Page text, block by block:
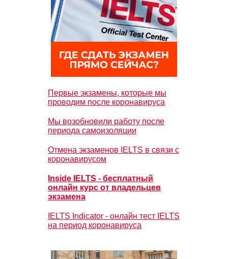
Первые экзамены, которые мы
проводим после коронавируса
Мы возобновили работу после
периода самоизоляции
Отмена экзаменов IELTS в связи с
коронавирусом
Inside IELTS - бесплатный
онлайн курс от владельцев
экзамена
IELTS Indicator - онлайн тест IELTS
на период коронавируса